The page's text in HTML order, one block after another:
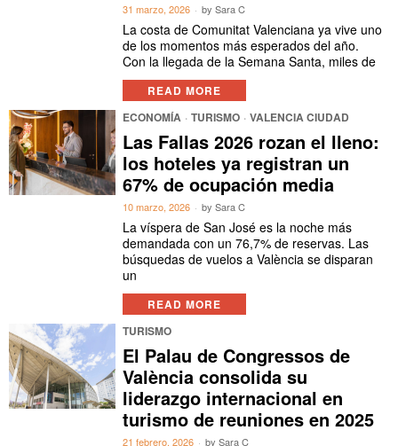
31 marzo, 2026 bySara C
La costa de Comunitat Valenciana ya vive uno
de los momentos más esperados del año.
Con la llegada de la Semana Santa, miles de
READ MORE
ECONOMÍA · TURISMO · VALENCIA CIUDAD
Las Fallas 2026 rozan el lleno:
los hoteles ya registran un
67% de ocupación media
10 marzo, 2026 bySara C
La víspera de San José es la noche más
demandada con un 76,7% de reservas. Las
búsquedas de vuelos a València se disparan
un
READ MORE
TURISMO
El Palau de Congressos de
València consolida su
liderazgo internacional en
turismo de reuniones en 2025
21 febrero, 2026 bySara C